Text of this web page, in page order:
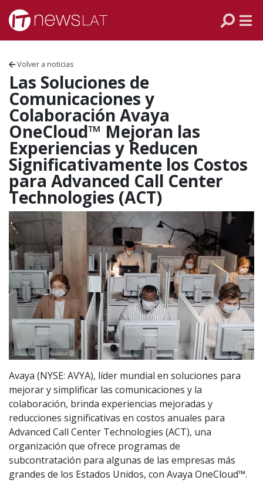
Skip to content
Volver a noticias
Las Soluciones de
Comunicaciones y
Colaboración Avaya
OneCloud™ Mejoran las
Experiencias y Reducen
Significativamente los Costos
para Advanced Call Center
Technologies (ACT)
Avaya (NYSE: AVYA), líder mundial en soluciones para
mejorar y simplificar las comunicaciones y la
colaboración, brinda experiencias mejoradas y
reducciones significativas en costos anuales para
Advanced Call Center Technologies (ACT), una
organización que ofrece programas de
subcontratación para algunas de las empresas más
grandes de los Estados Unidos, con Avaya OneCloud™.
VENEZUELA
ECUADOR
PERÚ
CHILE
ARGENTINA
MÉXICO